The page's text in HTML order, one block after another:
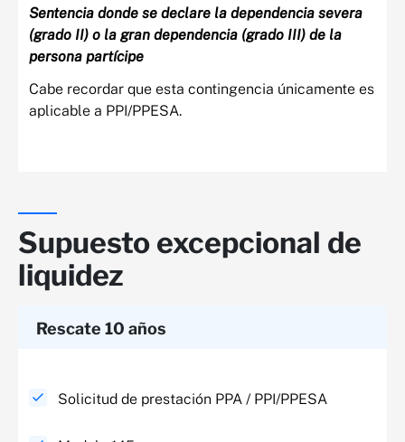
Sentencia donde se declare la dependencia severa
(grado II) o la gran dependencia​ (grado III) de la
persona partícipe ​
Cabe recordar que esta contingencia únicamente es
aplicable a PPI/PPESA.​
Supuesto excepcional de
liquidez
Rescate 10 años
Solicitud de prestación PPA / PPI/PPESA